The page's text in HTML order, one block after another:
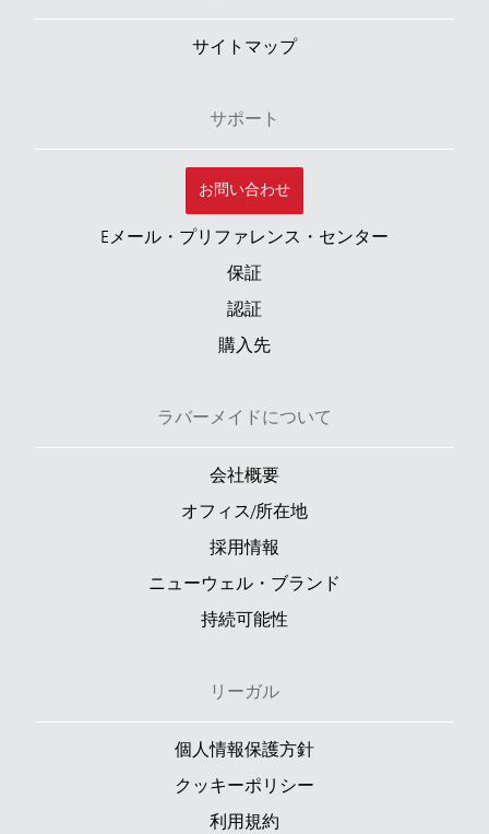
サイトマップ
サポート
お問い合わせ
Eメール・プリファレンス・センター
保証
認証
購入先
ラバーメイドについて
会社概要
オフィス/所在地
採用情報
ニューウェル・ブランド
持続可能性
リーガル
個人情報保護方針
クッキーポリシー
利用規約